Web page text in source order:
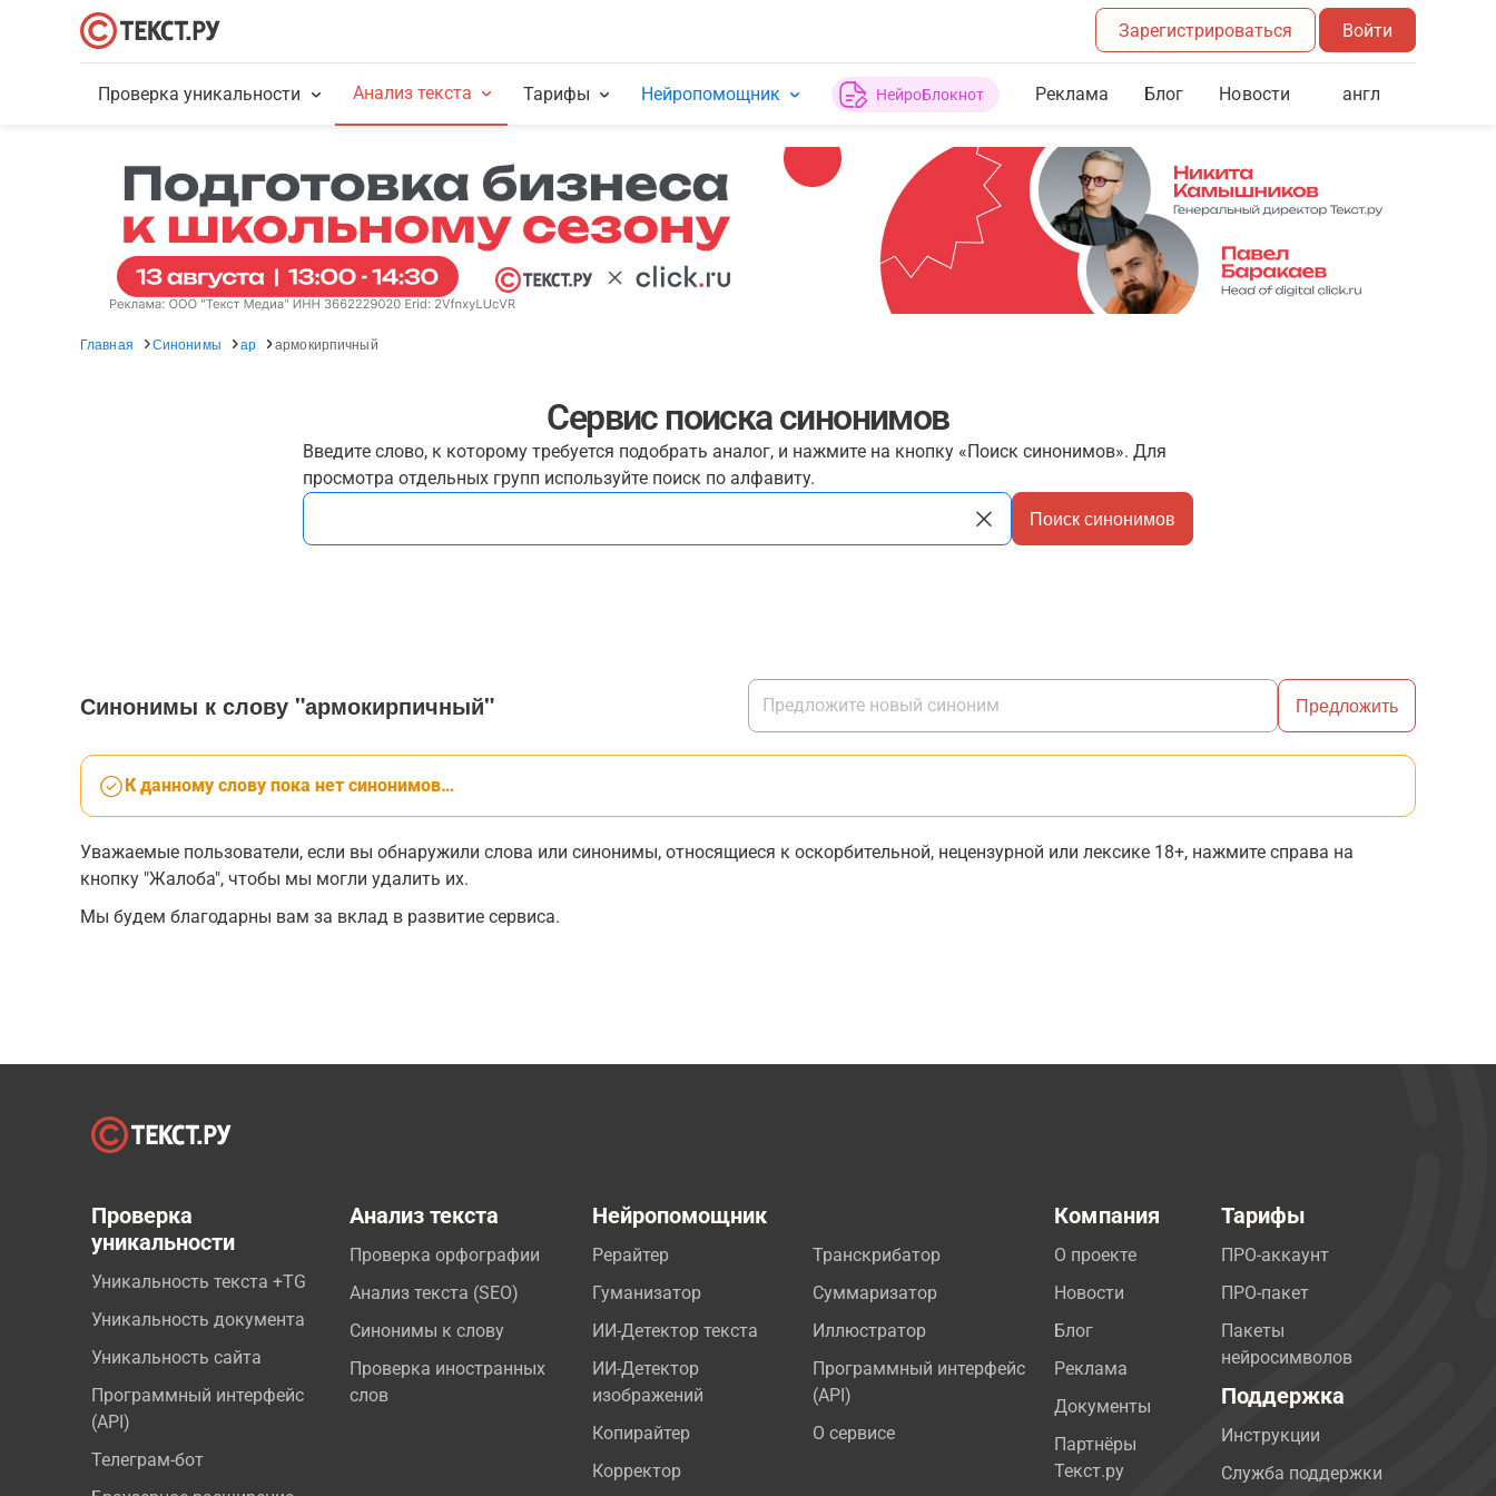
Зарегистрироваться Войти
Проверка уникальности Анализ текста Тарифы Нейропомощник НейроБлокнот Реклама Блог Новости англ
Главная Синонимы ар армокирпичный
Сервис поиска синонимов
Введите слово, к которому требуется подобрать аналог, и нажмите на кнопку «Поиск синонимов». Для
просмотра отдельных групп используйте поиск по алфавиту.
Поиск синонимов
Синонимы к слову "армокирпичный" Предложить
К данному слову пока нет синонимов…
Уважаемые пользователи, если вы обнаружили слова или синонимы, относящиеся к оскорбительной, нецензурной или лексике 18+, нажмите справа на
кнопку "Жалоба", чтобы мы могли удалить их.
Мы будем благодарны вам за вклад в развитие сервиса.
Проверка
уникальности
Уникальность текста +TG
Уникальность документа
Уникальность сайта
Программный интерфейс
(API)
Телеграм-бот
Анализ текста
Проверка орфографии
Анализ текста (SEO)
Синонимы к слову
Проверка иностранных
слов
Нейропомощник
Рерайтер
Гуманизатор
ИИ-Детектор текста
ИИ-Детектор
изображений
Копирайтер
Корректор
Транскрибатор
Суммаризатор
Иллюстратор
Программный интерфейс
(API)
О сервисе
Компания
О проекте
Новости
Блог
Реклама
Документы
Партнёры
Текст.ру
Тарифы
ПРО-аккаунт
ПРО-пакет
Пакеты
нейросимволов
Поддержка
Инструкции
Служба поддержки